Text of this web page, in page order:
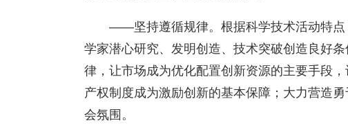
——坚持遵循规律。根据科学技术活动特点
学家潜心研究、发明创造、技术突破创造良好
律，让市场成为优化配置创新资源的主要手段
产权制度成为激励创新的基本保障；大力营造
会氛围。